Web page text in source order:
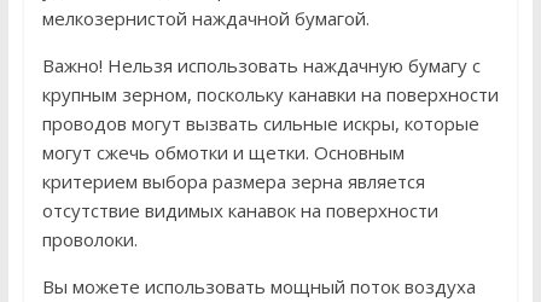
мелкозернистой наждачной бумагой.
Важно! Нельзя использовать наждачную бумагу с
крупным зерном, поскольку канавки на поверхности
проводов могут вызвать сильные искры, которые
могут сжечь обмотки и щетки. Основным
критерием выбора размера зерна является
отсутствие видимых канавок на поверхности
проволоки.
Вы можете использовать мощный поток воздуха